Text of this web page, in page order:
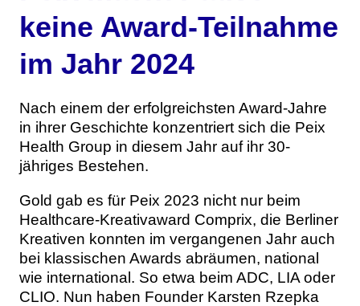
Studien
Ausgabenarchiv
Team
keine Award-Teilnahme
im Jahr 2024
Nach einem der erfolgreichsten Award-Jahre
in ihrer Geschichte konzentriert sich die Peix
Health Group in diesem Jahr auf ihr 30-
jähriges Bestehen.
Gold gab es für Peix 2023 nicht nur beim
Healthcare-Kreativaward Comprix, die Berliner
Kreativen konnten im vergangenen Jahr auch
bei klassischen Awards abräumen, national
wie international. So etwa beim ADC, LIA oder
CLIO. Nun haben Founder Karsten Rzepka